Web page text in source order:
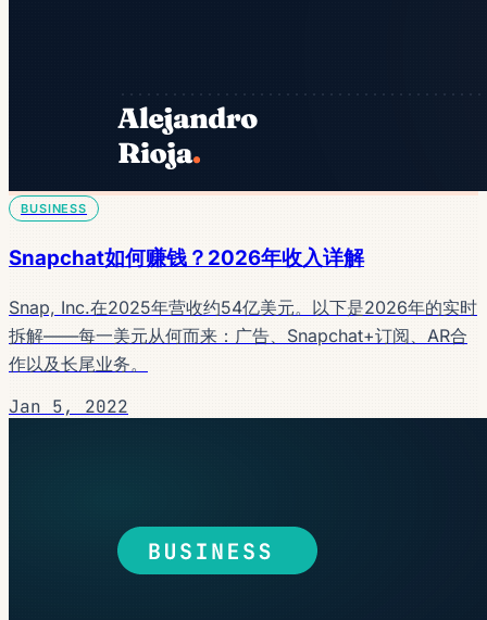
BUSINESS
Snapchat如何赚钱？2026年收入详解
Snap, Inc.在2025年营收约54亿美元。以下是2026年的实时
拆解——每一美元从何而来：广告、Snapchat+订阅、AR合
作以及长尾业务。
Jan 5, 2022